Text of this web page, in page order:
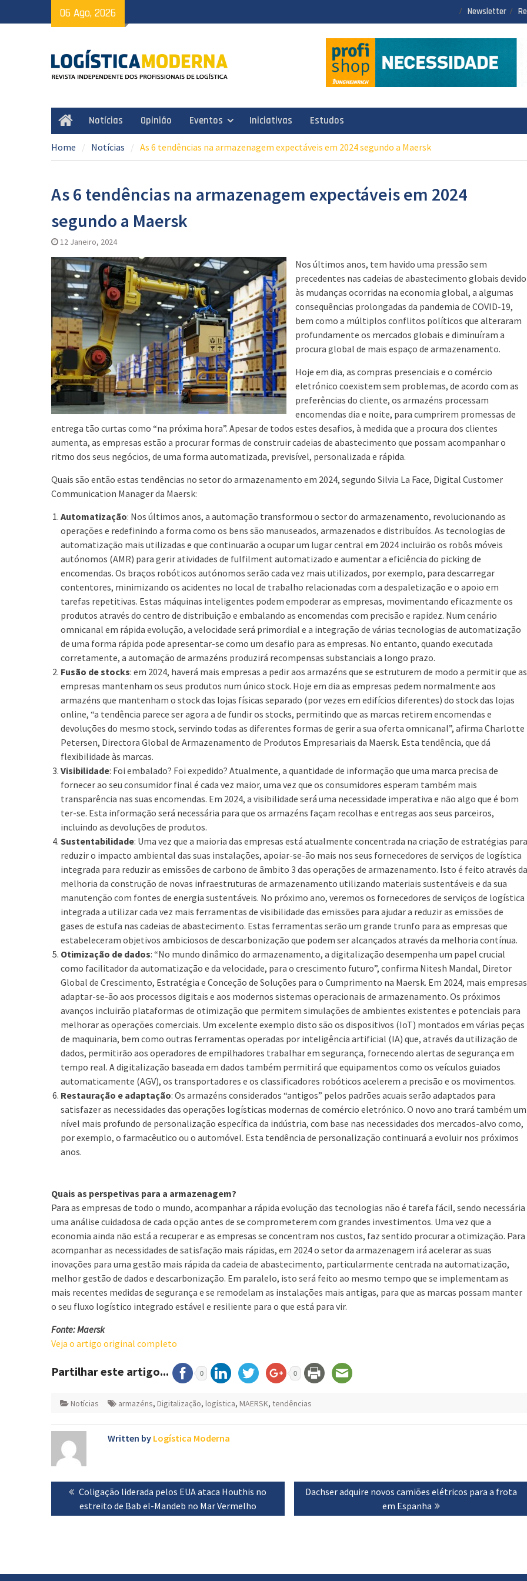
to
06 Ago, 2026 Newsletter
HomeNotícias Opinião Eventos Iniciativas Estudos
Home Notícias As 6 tendências na armazenagem expectáveis em 2024 segundo a Maersk
As 6 tendências na armazenagem expectáveis em 2024
segundo a Maersk
12 Janeiro, 2024
Nos últimos anos, tem havido uma pressão sem
precedentes nas cadeias de abastecimento globais devido
às mudanças ocorridas na economia global, a algumas
consequências prolongadas da pandemia de COVID-19,
bem como a múltiplos conflitos políticos que alteraram
profundamente os mercados globais e diminuíram a
procura global de mais espaço de armazenamento.
Hoje em dia, as compras presenciais e o comércio
eletrónico coexistem sem problemas, de acordo com as
preferências do cliente, os armazéns processam
encomendas dia e noite, para cumprirem promessas de
entrega tão curtas como “na próxima hora”. Apesar de todos estes desafios, à medida que a procura dos clientes
aumenta, as empresas estão a procurar formas de construir cadeias de abastecimento que possam acompanhar o
ritmo dos seus negócios, de uma forma automatizada, previsível, personalizada e rápida.
Quais são então estas tendências no setor do armazenamento em 2024, segundo Silvia La Face, Digital Customer
Communication Manager da Maersk:
Automatização: Nos últimos anos, a automação transformou o sector do armazenamento, revolucionando as
operações e redefinindo a forma como os bens são manuseados, armazenados e distribuídos. As tecnologias de
automatização mais utilizadas e que continuarão a ocupar um lugar central em 2024 incluirão os robôs móveis
autónomos (AMR) para gerir atividades de fulfilment automatizado e aumentar a eficiência do picking de
encomendas. Os braços robóticos autónomos serão cada vez mais utilizados, por exemplo, para descarregar
contentores, minimizando os acidentes no local de trabalho relacionadas com a despaletização e o apoio em
tarefas repetitivas. Estas máquinas inteligentes podem empoderar as empresas, movimentando eficazmente os
produtos através do centro de distribuição e embalando as encomendas com precisão e rapidez. Num cenário
omnicanal em rápida evolução, a velocidade será primordial e a integração de várias tecnologias de automatização
de uma forma rápida pode apresentar-se como um desafio para as empresas. No entanto, quando executada
corretamente, a automação de armazéns produzirá recompensas substanciais a longo prazo.
Fusão de stocks: em 2024, haverá mais empresas a pedir aos armazéns que se estruturem de modo a permitir que as
empresas mantenham os seus produtos num único stock. Hoje em dia as empresas pedem normalmente aos
armazéns que mantenham o stock das lojas físicas separado (por vezes em edifícios diferentes) do stock das lojas
online, “a tendência parece ser agora a de fundir os stocks, permitindo que as marcas retirem encomendas e
devoluções do mesmo stock, servindo todas as diferentes formas de gerir a sua oferta omnicanal”, afirma Charlotte
Petersen, Directora Global de Armazenamento de Produtos Empresariais da Maersk. Esta tendência, que dá
flexibilidade às marcas.
Visibilidade: Foi embalado? Foi expedido? Atualmente, a quantidade de informação que uma marca precisa de
fornecer ao seu consumidor final é cada vez maior, uma vez que os consumidores esperam também mais
transparência nas suas encomendas. Em 2024, a visibilidade será uma necessidade imperativa e não algo que é bom
ter-se. Esta informação será necessária para que os armazéns façam recolhas e entregas aos seus parceiros,
incluindo as devoluções de produtos.
Sustentabilidade: Uma vez que a maioria das empresas está atualmente concentrada na criação de estratégias para
reduzir o impacto ambiental das suas instalações, apoiar-se-ão mais nos seus fornecedores de serviços de logística
integrada para reduzir as emissões de carbono de âmbito 3 das operações de armazenamento. Isto é feito através da
melhoria da construção de novas infraestruturas de armazenamento utilizando materiais sustentáveis e da sua
manutenção com fontes de energia sustentáveis. No próximo ano, veremos os fornecedores de serviços de logística
integrada a utilizar cada vez mais ferramentas de visibilidade das emissões para ajudar a reduzir as emissões de
gases de estufa nas cadeias de abastecimento. Estas ferramentas serão um grande trunfo para as empresas que
estabeleceram objetivos ambiciosos de descarbonização que podem ser alcançados através da melhoria contínua.
Otimização de dados: “No mundo dinâmico do armazenamento, a digitalização desempenha um papel crucial
como facilitador da automatização e da velocidade, para o crescimento futuro”, confirma Nitesh Mandal, Diretor
Global de Crescimento, Estratégia e Conceção de Soluções para o Cumprimento na Maersk. Em 2024, mais empresas
adaptar-se-ão aos processos digitais e aos modernos sistemas operacionais de armazenamento. Os próximos
avanços incluirão plataformas de otimização que permitem simulações de ambientes existentes e potenciais para
melhorar as operações comerciais. Um excelente exemplo disto são os dispositivos (IoT) montados em várias peças
de maquinaria, bem como outras ferramentas operadas por inteligência artificial (IA) que, através da utilização de
dados, permitirão aos operadores de empilhadores trabalhar em segurança, fornecendo alertas de segurança em
tempo real. A digitalização baseada em dados também permitirá que equipamentos como os veículos guiados
automaticamente (AGV), os transportadores e os classificadores robóticos acelerem a precisão e os movimentos.
Restauração e adaptação: Os armazéns considerados “antigos” pelos padrões acuais serão adaptados para
satisfazer as necessidades das operações logísticas modernas de comércio eletrónico. O novo ano trará também um
nível mais profundo de personalização específica da indústria, com base nas necessidades dos mercados-alvo como,
por exemplo, o farmacêutico ou o automóvel. Esta tendência de personalização continuará a evoluir nos próximos
anos.
Quais as perspetivas para a armazenagem?
Para as empresas de todo o mundo, acompanhar a rápida evolução das tecnologias não é tarefa fácil, sendo necessária
uma análise cuidadosa de cada opção antes de se comprometerem com grandes investimentos. Uma vez que a
economia ainda não está a recuperar e as empresas se concentram nos custos, faz sentido procurar a otimização. Para
acompanhar as necessidades de satisfação mais rápidas, em 2024 o setor da armazenagem irá acelerar as suas
inovações para uma gestão mais rápida da cadeia de abastecimento, particularmente centrada na automatização,
melhor gestão de dados e descarbonização. Em paralelo, isto será feito ao mesmo tempo que se implementam as
mais recentes medidas de segurança e se remodelam as instalações mais antigas, para que as marcas possam manter
o seu fluxo logístico integrado estável e resiliente para o que está para vir.
Fonte: Maersk
Veja o artigo original completo
Partilhar este artigo... 0 0
Notícias armazéns, Digitalização, logística, MAERSK, tendências
Written by Logística Moderna
Navegação
artigos
Previous
post:
Coligação liderada pelos EUA ataca Houthis no
estreito de Bab el-Mandeb no Mar Vermelho
Next
Dachser adquire novos camiões elétricos para a frota
em Espanha